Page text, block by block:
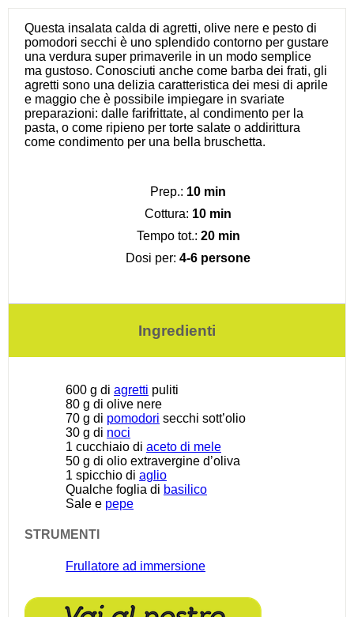
Questa insalata calda di agretti, olive nere e pesto di
pomodori secchi è uno splendido contorno per gustare
una verdura super primaverile in un modo semplice
ma gustoso. Conosciuti anche come barba dei frati, gli
agretti sono una delizia caratteristica dei mesi di aprile
e maggio che è possibile impiegare in svariate
preparazioni: dalle farifrittate, al condimento per la
pasta, o come ripieno per torte salate o addirittura
come condimento per una bella bruschetta.
Prep.: 10 min
Cottura: 10 min
Tempo tot.: 20 min
Dosi per: 4-6 persone
Ingredienti
600 g di agretti puliti
80 g di olive nere
70 g di pomodori secchi sott’olio
30 g di noci
1 cucchiaio di aceto di mele
50 g di olio extravergine d’oliva
1 spicchio di aglio
Qualche foglia di basilico
Sale e pepe
STRUMENTI
Frullatore ad immersione